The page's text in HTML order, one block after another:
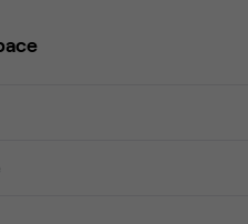
et conviviale.
propose de nombreuses